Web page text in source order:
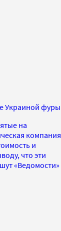
Украиной фуры
на
компания
и
что эти
«Ведомости»